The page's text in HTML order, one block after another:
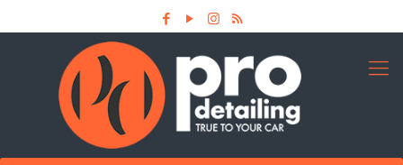
Aboneaza-te la newsletter
Pro Detailing